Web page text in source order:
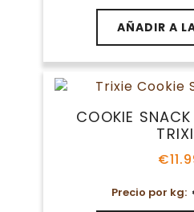
AÑADIR A
COOKIE
€
Precio por kg: